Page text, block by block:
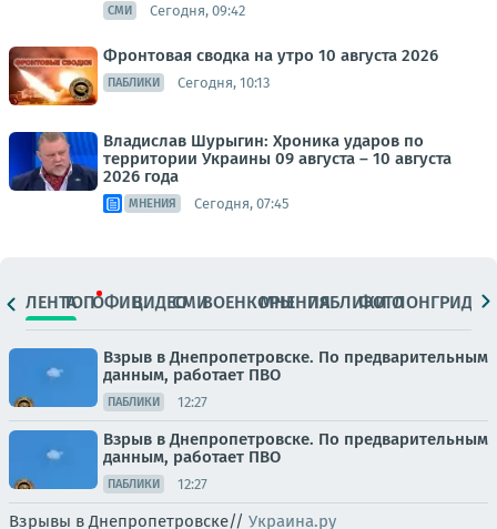
СМИ Сегодня, 09:42
Фронтовая сводка на утро 10 августа 2026
ПАБЛИКИ Сегодня, 10:13
Владислав Шурыгин: Хроника ударов по
территории Украины 09 августа – 10 августа
2026 года
МНЕНИЯ Сегодня, 07:45
ЛЕНТАТОПОФИЦ.ВИДЕОСМИВОЕНКОРЫМНЕНИЯПАБЛИКИ
ФОТОЛОНГРИДЫ
Взрыв в Днепропетровске. По предварительным
данным, работает ПВО
ПАБЛИКИ 12:27
Взрыв в Днепропетровске. По предварительным
данным, работает ПВО
ПАБЛИКИ 12:27
Взрывы в Днепропетровске// Украина.ру